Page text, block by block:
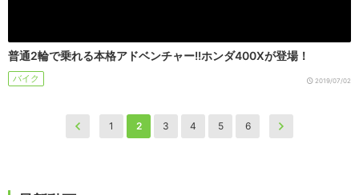
普通2輪で乗れる本格アドベンチャー!!ホンダ400Xが登場！
バイク 2019/07/02
1 2 3 4 5 6